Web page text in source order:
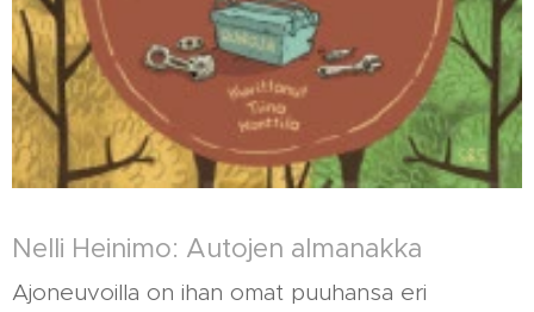
Nelli Heinimo: Autojen almanakka
Ajoneuvoilla on ihan omat puuhansa eri